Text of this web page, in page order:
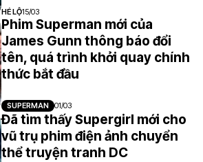
HÉ LỘ15/03
Phim Superman mới của
James Gunn thông báo đổi
tên, quá trình khởi quay chính
thức bắt đầu
SUPERMAN 01/03
Đã tìm thấy Supergirl mới cho
vũ trụ phim điện ảnh chuyển
thể truyện tranh DC